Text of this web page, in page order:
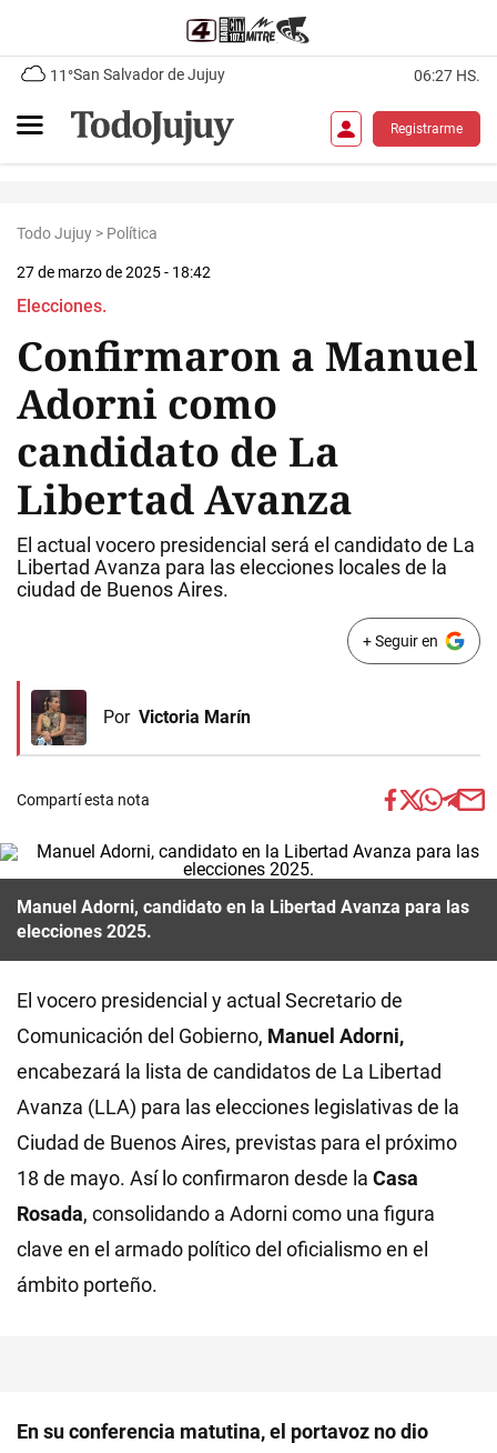
11°San Salvador de Jujuy 06:27 HS.
Registrarme
Todo Jujuy > Política
27 de marzo de 2025 - 18:42
Elecciones.
Confirmaron a Manuel
Adorni como
candidato de La
Libertad Avanza
El actual vocero presidencial será el candidato de La
Libertad Avanza para las elecciones locales de la
ciudad de Buenos Aires.
+ Seguir en
Por Victoria Marín
Compartí esta nota
Manuel Adorni, candidato en la Libertad Avanza para las
elecciones 2025.
El vocero presidencial y actual Secretario de
Comunicación del Gobierno, Manuel Adorni,
encabezará la lista de candidatos de La Libertad
Avanza (LLA) para las elecciones legislativas de la
Ciudad de Buenos Aires, previstas para el próximo
18 de mayo. Así lo confirmaron desde la Casa
Rosada, consolidando a Adorni como una figura
clave en el armado político del oficialismo en el
ámbito porteño.
En su conferencia matutina, el portavoz no dio